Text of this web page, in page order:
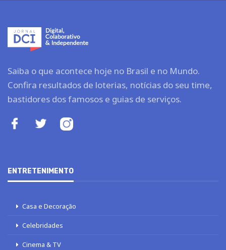
Saiba o que acontece hoje no Brasil e no Mundo.
Confira resultados de loterias, notícias do seu time,
bastidores dos famosos e guias de serviços.
ENTRETENIMENTO
Casa e Decoração
Celebridades
Cinema & TV